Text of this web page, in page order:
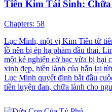
Tiên Kim Tái Sinh:
Chapters: 58
Lục Minh, một vị Kim Tiên từ
lồ nên bị ép hạ phàm đầu thai.
một kẻ nghiện cờ bạc vừa bị
xinh đẹp, hiền lành của hắn lại
Lục Minh quyết định bắt đầu
tiền luyện đan, chữa lành cho